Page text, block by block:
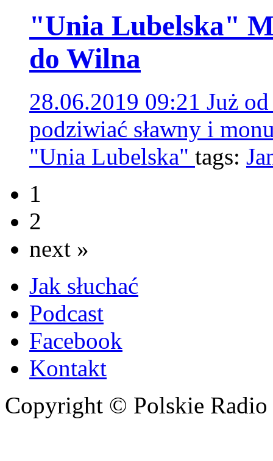
"Unia Lubelska"
do Wilna
28.06.2019 09:21 Już
podziwiać sławny i
"Unia Lubelska" tags:
1
2
next »
Jak słuchać
Podcast
Facebook
Kontakt
Copyright © Polskie